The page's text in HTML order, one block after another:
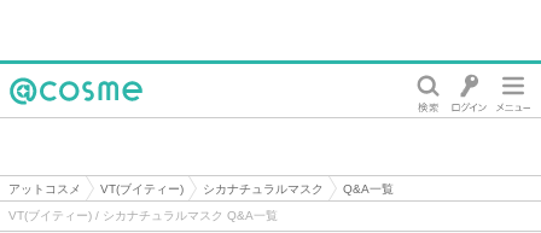
アットコスメ VT(ブイティー) シカナチュラルマスク
Q&A一覧
VT(ブイティー) / シカナチュラルマスク Q&A一覧